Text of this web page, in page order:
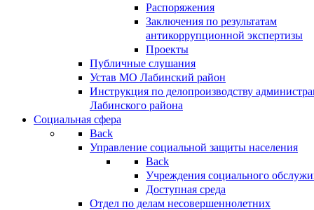
Распоряжения
Заключения по результатам
антикоррупционной экспертизы
Проекты
Публичные слушания
Устав МО Лабинский район
Инструкция по делопроизводству
Лабинского района
Социальная сфера
Back
Управление социальной защиты населения
Back
Учреждения социального
Доступная среда
Отдел по делам несовершеннолетних